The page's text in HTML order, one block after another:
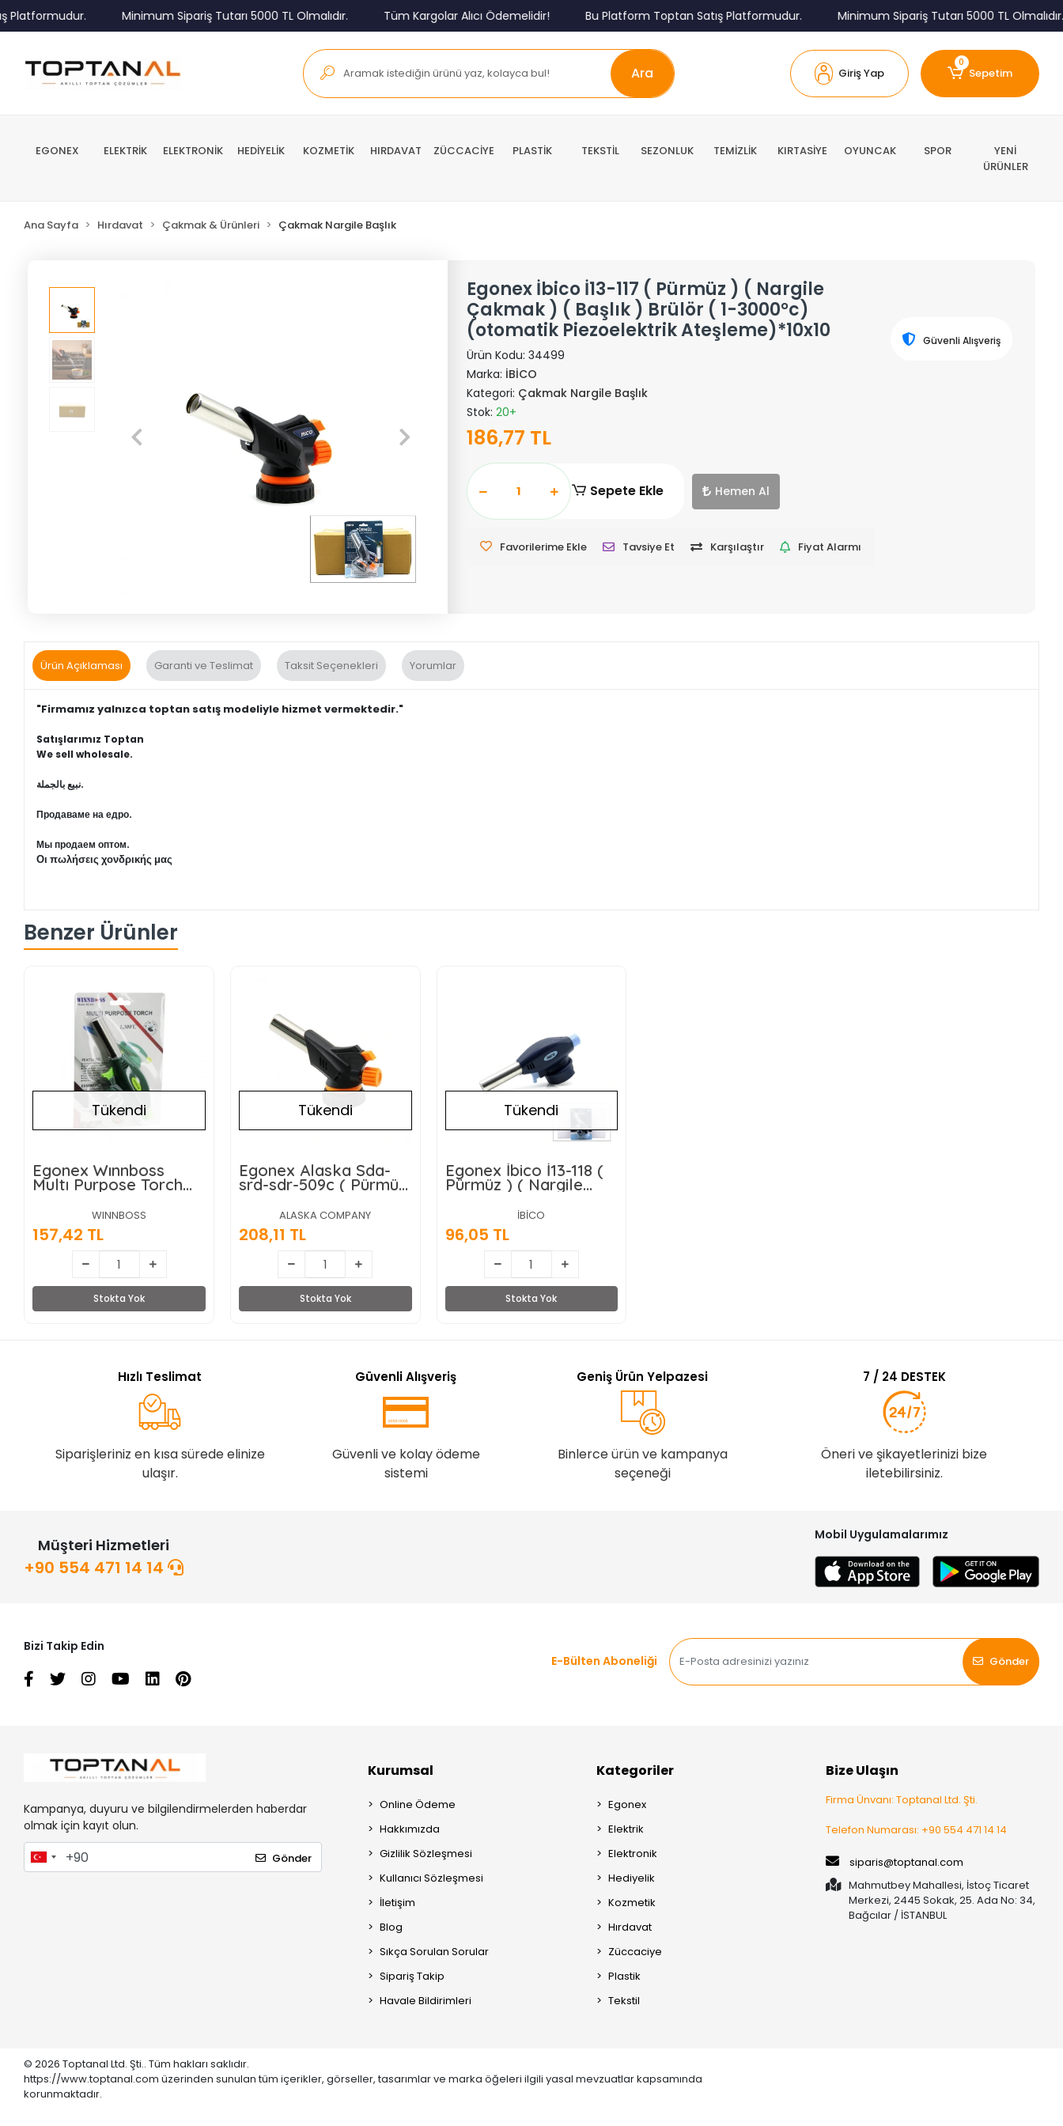
Minimum Sipariş Tutarı 5000 TL Olmalıdır. Tüm Kargolar Alıcı Ödemelidir! Bu Platform Toptan Satış Platformudur. Minimum Sipariş Tutarı 5000 TL Olmalıdır.
Ara Giriş Yap
0
Sepetim
EGONEX ELEKTRİK ELEKTRONİK HEDİYELİK KOZMETİK HIRDAVAT ZÜCCACİYE PLASTİK TEKSTİL SEZONLUK TEMİZLİK KIRTASİYE OYUNCAK SPOR
YENİ
ÜRÜNLER
Ana Sayfa Hırdavat Çakmak & Ürünleri Çakmak Nargile Başlık
Egonex İbico İ13-117 ( Pürmüz ) ( Nargile
Çakmak ) ( Başlık ) Brülör ( 1-3000°c)
(otomatik Piezoelektrik Ateşleme)*10x10
Ürün Kodu: 34499
Marka: İBİCO
Kategori: Çakmak Nargile Başlık
Stok: 20+
186,77 TL
Sepete Ekle Hemen Al
Favorilerime Ekle Tavsiye Et Karşılaştır Fiyat Alarmı
Güvenli Alışveriş
Ürün Açıklaması Garanti ve Teslimat Taksit Seçenekleri Yorumlar
"Firmamız yalnızca toptan satış modeliyle hizmet vermektedir."
Satışlarımız Toptan
We sell wholesale.
نبيع بالجملة.
Продаваме на едро.
Мы продаем оптом.
Οι πωλήσεις χονδρικής μας
Benzer Ürünler
Tükendi
Egonex Wınnboss
Multı Purpose Torch
No-915 ( Pürmüz ) (
Nargile Çakmak ) (
Başlık ) Brülör (
1300℃ )*10x10
WINNBOSS
157,42 TL
Stokta Yok
Tükendi
Egonex Alaska Sda-
srd-sdr-509c ( Pürmüz
) ( Nargile Çakmak ) (
Başlık ) Brülör ( 1-
3000°c) (otomatik
Piezoelektrik
Ateşleme)*10x10
ALASKA COMPANY
208,11 TL
Stokta Yok
Tükendi
Egonex İbico İ13-118 (
Pürmüz ) ( Nargile
Çakmak ) ( Başlık )
Brülör ( Otomatik
Piezoelektrik
Ateşleme )*10x10
İBİCO
96,05 TL
Stokta Yok
Hızlı Teslimat
Siparişleriniz en kısa sürede elinize
ulaşır.
Güvenli Alışveriş
Güvenli ve kolay ödeme
sistemi
Geniş Ürün Yelpazesi
Binlerce ürün ve kampanya
seçeneği
7 / 24 DESTEK
Öneri ve şikayetlerinizi bize
iletebilirsiniz.
Müşteri Hizmetleri
+90 554 471 14 14
Mobil Uygulamalarımız
Bizi Takip Edin
E-Bülten Aboneliği
Gönder
Kampanya, duyuru ve bilgilendirmelerden haberdar
olmak için kayıt olun.
Gönder
Kurumsal
Online Ödeme
Hakkımızda
Gizlilik Sözleşmesi
Kullanıcı Sözleşmesi
İletişim
Blog
Sıkça Sorulan Sorular
Sipariş Takip
Havale Bildirimleri
Kategoriler
Egonex
Elektrik
Elektronik
Hediyelik
Kozmetik
Hırdavat
Züccaciye
Plastik
Tekstil
Bize Ulaşın
Firma Ünvanı: Toptanal Ltd. Şti.
Telefon Numarası: +90 554 471 14 14
siparis@toptanal.com
Mahmutbey Mahallesi, İstoç Ticaret
Merkezi, 2445 Sokak, 25. Ada No: 34,
Bağcılar / İSTANBUL
© 2026 Toptanal Ltd. Şti.. Tüm hakları saklıdır.
https://www.toptanal.com üzerinden sunulan tüm içerikler, görseller, tasarımlar ve marka öğeleri ilgili yasal mevzuatlar kapsamında
korunmaktadır.